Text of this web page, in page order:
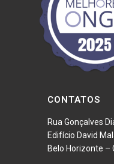
CONTATOS
Rua Gonçalves
Edifício David
Belo Horizonte –